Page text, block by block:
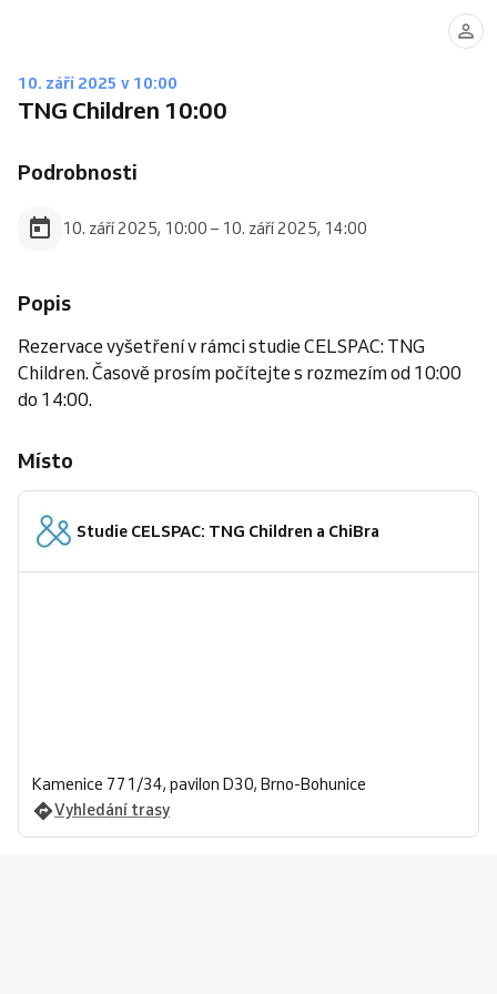
10. září 2025 v 10:00
TNG Children 10:00
Podrobnosti
10. září 2025, 10:00 – 10. září 2025, 14:00
Popis
Rezervace vyšetření v rámci studie CELSPAC: TNG
Children. Časově prosím počítejte s rozmezím od 10:00
do 14:00.
Místo
Studie CELSPAC: TNG Children a ChiBra
Kamenice 771/34, pavilon D30, Brno-Bohunice
Vyhledání trasy